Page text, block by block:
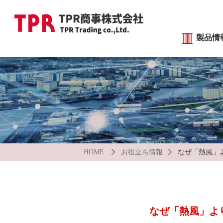
製品情
遠赤外線ヒータ
各種装置
HOME
お役立ち情報 なぜ「熱風」
なぜ「熱風」よ